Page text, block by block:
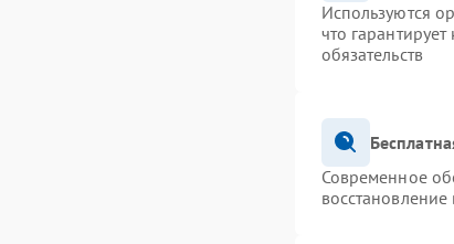
Используются
что
обязательств
Современное